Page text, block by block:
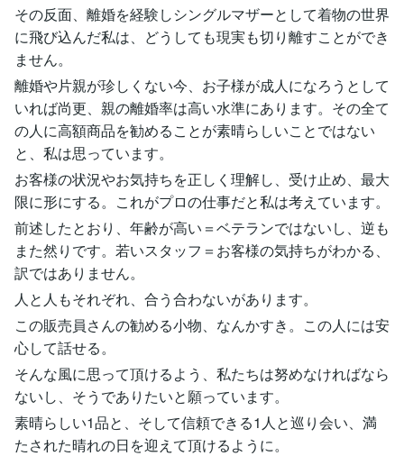
その反面、離婚を経験しシングルマザーとして着物の世界
に飛び込んだ私は、どうしても現実も切り離すことができ
ません。
離婚や片親が珍しくない今、お子様が成人になろうとして
いれば尚更、親の離婚率は高い水準にあります。その全て
の人に高額商品を勧めることが素晴らしいことではない
と、私は思っています。
お客様の状況やお気持ちを正しく理解し、受け止め、最大
限に形にする。これがプロの仕事だと私は考えています。
前述したとおり、年齢が高い＝ベテランではないし、逆も
また然りです。若いスタッフ＝お客様の気持ちがわかる、
訳ではありません。
人と人もそれぞれ、合う合わないがあります。
この販売員さんの勧める小物、なんかすき。この人には安
心して話せる。
そんな風に思って頂けるよう、私たちは努めなければなら
ないし、そうでありたいと願っています。
素晴らしい1品と、そして信頼できる1人と巡り会い、満
たされた晴れの日を迎えて頂けるように。